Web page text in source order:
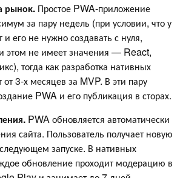
рынок. Простое PWA-приложение
за пару недель (при условии, что у
и его не нужно создавать с нуля,
этом не имеет значения — React,
тогда как разработка нативных
3-х месяцев за MVP. В эти пару
PWA и его публикация в сторах.
PWA обновляется автоматически
сайта. Пользователь получает новую
запуске. В нативных
обновление проходит модерацию в